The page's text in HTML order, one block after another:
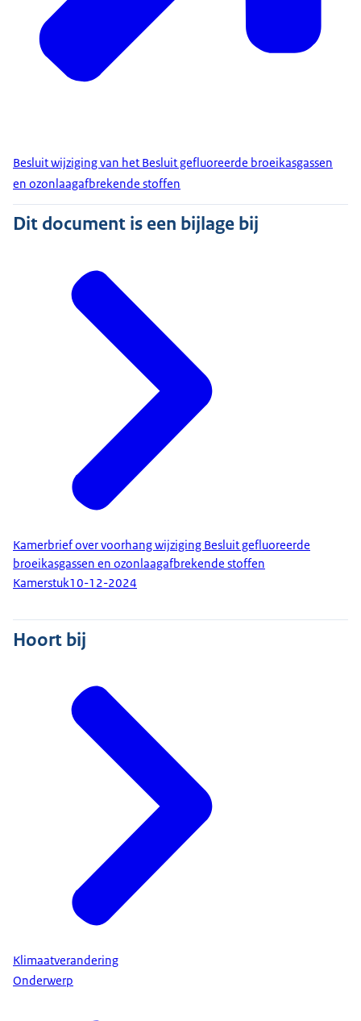
Besluit wijziging van het Besluit gefluoreerde broeikasgassen
en ozonlaagafbrekende stoffen
Dit document is een bijlage bij
Kamerbrief over voorhang wijziging Besluit gefluoreerde
broeikasgassen en ozonlaagafbrekende stoffen
Kamerstuk10-12-2024
Hoort bij
Klimaatverandering
Onderwerp